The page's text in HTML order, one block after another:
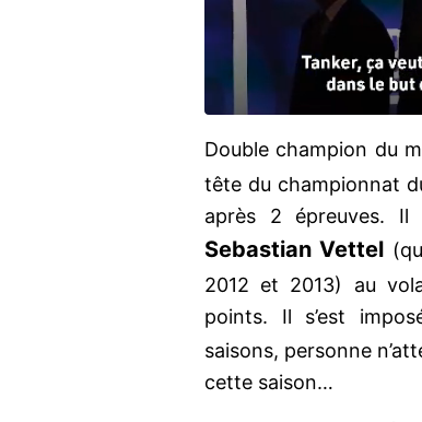
Double champion du
tête du championnat
après 2 épreuves. Il
Sebastian Vettel
2012 et 2013) au
points. Il s’est
saisons, personne
cette saison…